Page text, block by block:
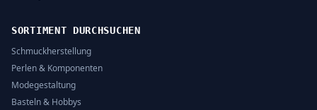
SORTIMENT DURCHSUCHEN
Schmuckherstellung
Perlen & Komponenten
Modegestaltung
Basteln & Hobbys